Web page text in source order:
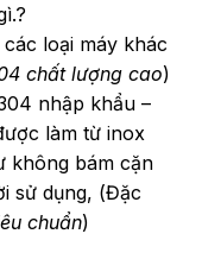
loại máy khác
chất lượng cao)
nhập khẩu –
làm từ inox
không bám cặn
sử dụng, (Đặc
chuẩn)